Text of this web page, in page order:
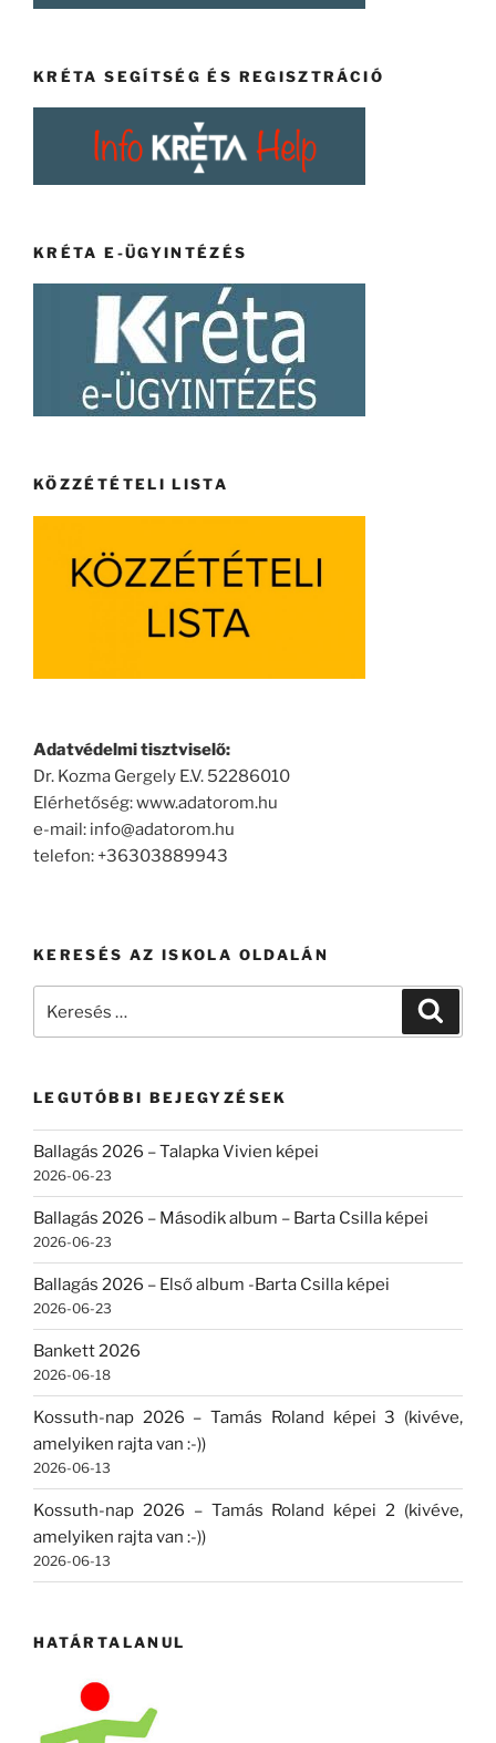
KRÉTA SEGÍTSÉG ÉS REGISZTRÁCIÓ
KRÉTA E-ÜGYINTÉZÉS
KÖZZÉTÉTELI LISTA
Adatvédelmi tisztviselő:
Dr. Kozma Gergely E.V. 52286010
Elérhetőség: www.adatorom.hu
e-mail: info@adatorom.hu
telefon: +36303889943
KERESÉS AZ ISKOLA OLDALÁN
LEGUTÓBBI BEJEGYZÉSEK
Ballagás 2026 – Talapka Vivien képei
2026-06-23
Ballagás 2026 – Második album – Barta Csilla képei
2026-06-23
Ballagás 2026 – Első album -Barta Csilla képei
2026-06-23
Bankett 2026
2026-06-18
Kossuth-nap 2026 – Tamás Roland képei 3 (kivéve,
amelyiken rajta van :-))
2026-06-13
Kossuth-nap 2026 – Tamás Roland képei 2 (kivéve,
amelyiken rajta van :-))
2026-06-13
HATÁRTALANUL